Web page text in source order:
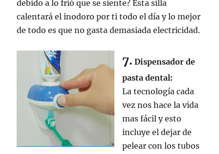
debido a lo frió que se siente? Esta silla
calentará el inodoro por ti todo el día y lo mejor
de todo es que no gasta demasiada electricidad.
7. Dispensador de
pasta dental:
La tecnología cada
vez nos hace la vida
mas fácil y esto
incluye el dejar de
pelear con los tubos